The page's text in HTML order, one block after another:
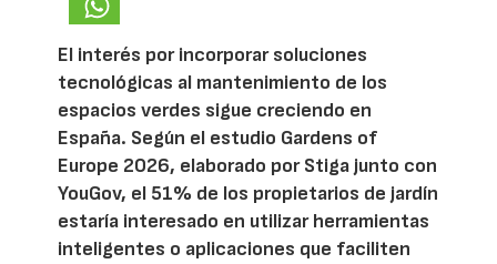
El interés por incorporar soluciones
tecnológicas al mantenimiento de los
espacios verdes sigue creciendo en
España. Según el estudio Gardens of
Europe 2026, elaborado por Stiga junto con
YouGov, el 51% de los propietarios de jardín
estaría interesado en utilizar herramientas
inteligentes o aplicaciones que faciliten